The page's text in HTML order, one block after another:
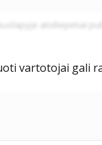
vartotojai gali